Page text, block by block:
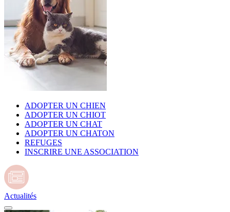
ADOPTER UN CHIEN
ADOPTER UN CHIOT
ADOPTER UN CHAT
ADOPTER UN CHATON
REFUGES
INSCRIRE UNE ASSOCIATION
Actualités